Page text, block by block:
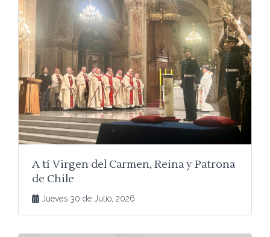
A tí Virgen del Carmen, Reina y Patrona
de Chile
Jueves 30 de Julio, 2026